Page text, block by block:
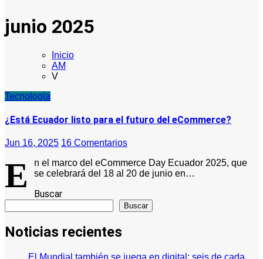
junio 2025
Inicio
AM
V
Tecnología
¿Está Ecuador listo para el futuro del eCommerce?
Jun 16, 2025 16 Comentarios
E
n el marco del eCommerce Day Ecuador 2025, que
se celebrará del 18 al 20 de junio en…
Buscar
Buscar
Noticias recientes